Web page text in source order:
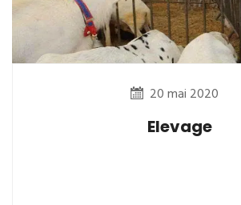
20 mai 2020
Elevage